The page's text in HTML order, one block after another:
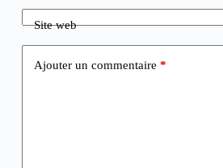
Site web
Ajouter un commentaire *